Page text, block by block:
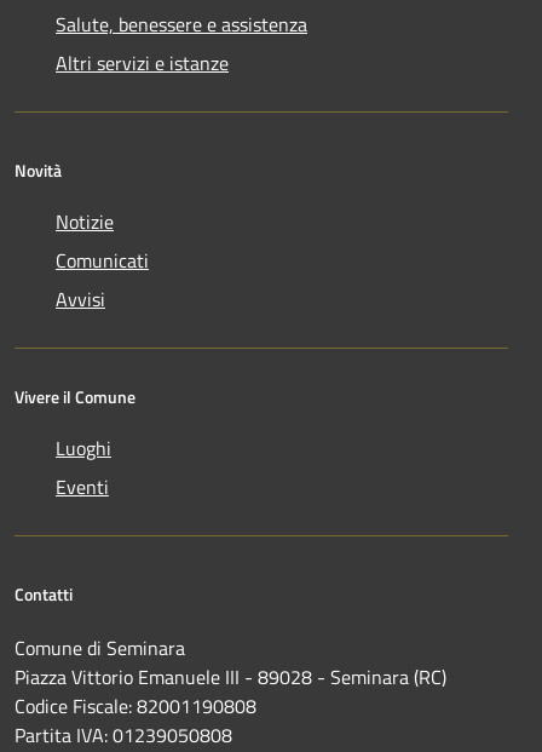
Salute, benessere e assistenza
Altri servizi e istanze
Novità
Notizie
Comunicati
Avvisi
Vivere il Comune
Luoghi
Eventi
Contatti
Comune di Seminara
Piazza Vittorio Emanuele III - 89028 - Seminara (RC)
Codice Fiscale: 82001190808
Partita IVA: 01239050808